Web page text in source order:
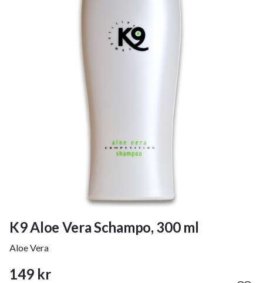
K9 Aloe Vera Schampo, 300 ml
Aloe Vera
149 kr